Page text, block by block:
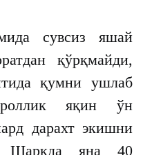
сувсиз яшай
қўрқмайди,
қумни ушлаб
яқин ўн
дарахт экишни
Шарқда яна 40